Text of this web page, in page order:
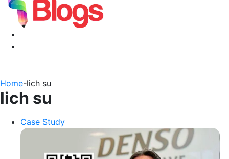
Home-lich su
lich su
Case Study